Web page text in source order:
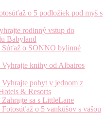
o 5 podložiek pod myš s
rodinný vstup do
Babyland
Súťaž o SONNO bylinné
Vyhrajte knihy od Albatros
Vyhrajte pobyt v jednom z
& Resorts
sa s LittleLane
o 5 vankúšov s vašou